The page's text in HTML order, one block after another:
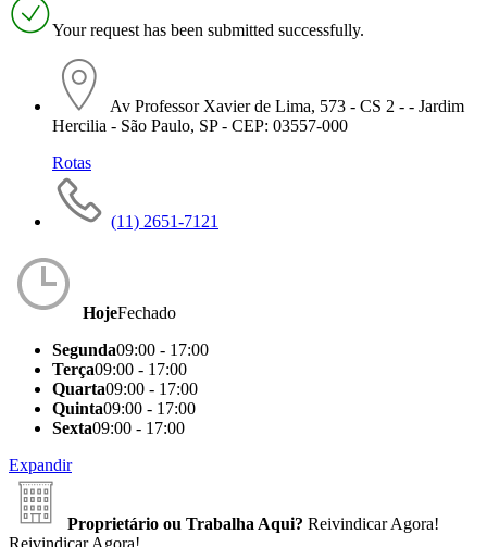
Your request has been submitted successfully.
Av Professor Xavier de Lima, 573 - CS 2 - - Jardim
Hercilia - São Paulo, SP - CEP: 03557-000
Rotas
(11) 2651-7121
HojeFechado
Segunda09:00 - 17:00
Terça09:00 - 17:00
Quarta09:00 - 17:00
Quinta09:00 - 17:00
Sexta09:00 - 17:00
Expandir
Proprietário ou Trabalha Aqui? Reivindicar Agora!
Reivindicar Agora!